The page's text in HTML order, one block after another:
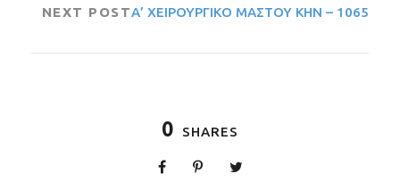
NEXT POSTΑ’ ΧΕΙΡΟΥΡΓΙΚΟ ΜΑΣΤΟΥ ΚΗΝ – 1065
0 SHARES